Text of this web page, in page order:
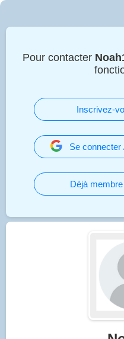
Pour contacter
Inscrivez-
Se
Déjà